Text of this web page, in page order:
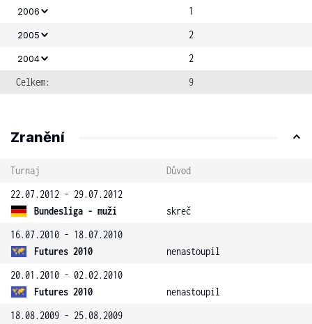
2006 1
2005 2
2004
2
Celkem:
9
Zranění
Turnaj
Důvod
22.07.2012 - 29.07.2012
Bundesliga - muži
skreč
16.07.2010 - 18.07.2010
Futures 2010
nenastoupil
20.01.2010 - 02.02.2010
Futures 2010
nenastoupil
18.08.2009 - 25.08.2009